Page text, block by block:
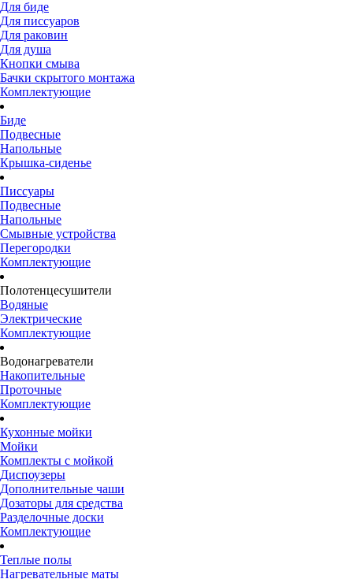
Для биде
Для писсуаров
Для раковин
Для душа
Кнопки смыва
Бачки скрытого монтажа
Комплектующие
Биде
Подвесные
Напольные
Крышка-сиденье
Писсуары
Подвесные
Напольные
Смывные устройства
Перегородки
Комплектующие
Полотенцесушители
Водяные
Электрические
Комплектующие
Водонагреватели
Накопительные
Проточные
Комплектующие
Кухонные мойки
Мойки
Комплекты с мойкой
Диспоузеры
Дополнительные чаши
Дозаторы для средства
Разделочные доски
Комплектующие
Теплые полы
Нагревательные маты